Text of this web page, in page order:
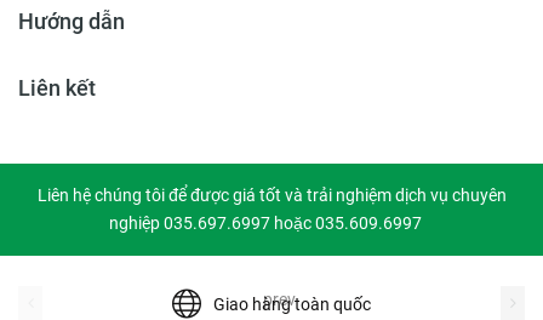
Hướng dẫn
Liên kết
Liên hệ chúng tôi để được giá tốt và trải nghiệm dịch vụ chuyên
nghiệp 035.697.6997 hoặc 035.609.6997
Giao hàng toàn quốc
prev